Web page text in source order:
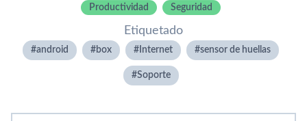
Productividad Seguridad
Etiquetado
android box Internet sensor de huellas
Soporte